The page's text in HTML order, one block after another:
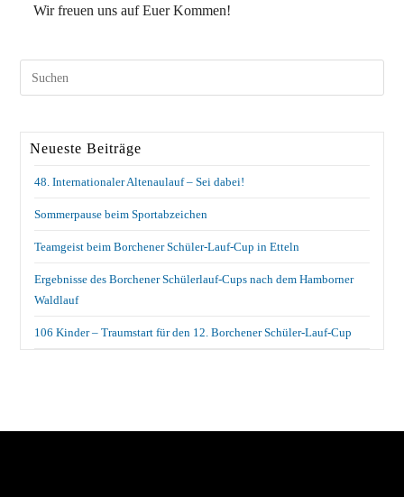
Wir freuen uns auf Euer Kommen!
Neueste Beiträge
48. Internationaler Altenaulauf – Sei dabei!
Sommerpause beim Sportabzeichen
Teamgeist beim Borchener Schüler-Lauf-Cup in Etteln
Ergebnisse des Borchener Schülerlauf-Cups nach dem Hamborner
Waldlauf
106 Kinder – Traumstart für den 12. Borchener Schüler-Lauf-Cup